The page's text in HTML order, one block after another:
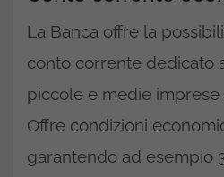
La Banca offre la
conto corrente dedicato
piccole e medie imprese
Offre condizioni
garantendo ad esempio